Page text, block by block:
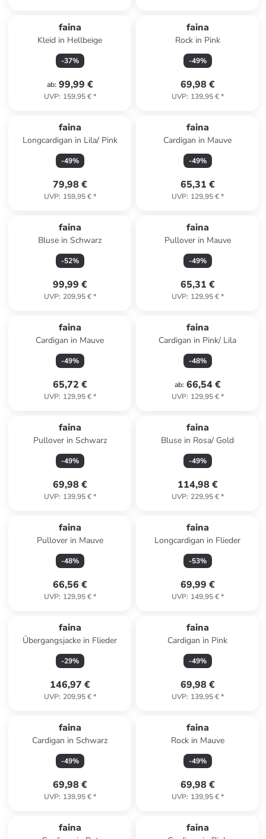
faina
Kleid in Hellbeige
-37%
ab: 99,99 €
UVP: 159,95 €*
faina
Rock in Pink
-49%
69,98 €
UVP: 139,95 €*
faina
Longcardigan in Lila/ Pink
-49%
79,98 €
UVP: 159,95 €*
faina
Cardigan in Mauve
-49%
65,31 €
UVP: 129,95 €*
faina
Bluse in Schwarz
-52%
99,99 €
UVP: 209,95 €*
faina
Pullover in Mauve
-49%
65,31 €
UVP: 129,95 €*
faina
Cardigan in Mauve
-49%
65,72 €
UVP: 129,95 €*
faina
Cardigan in Pink/ Lila
-48%
ab: 66,54 €
UVP: 129,95 €*
faina
Pullover in Schwarz
-49%
69,98 €
UVP: 139,95 €*
faina
Bluse in Rosa/ Gold
-49%
114,98 €
UVP: 229,95 €*
faina
Pullover in Mauve
-48%
66,56 €
UVP: 129,95 €*
faina
Longcardigan in Flieder
-53%
69,99 €
UVP: 149,95 €*
faina
Übergangsjacke in Flieder
-29%
146,97 €
UVP: 209,95 €*
faina
Cardigan in Pink
-49%
69,98 €
UVP: 139,95 €*
faina
Cardigan in Schwarz
-49%
69,98 €
UVP: 139,95 €*
faina
Rock in Mauve
-49%
69,98 €
UVP: 139,95 €*
faina faina